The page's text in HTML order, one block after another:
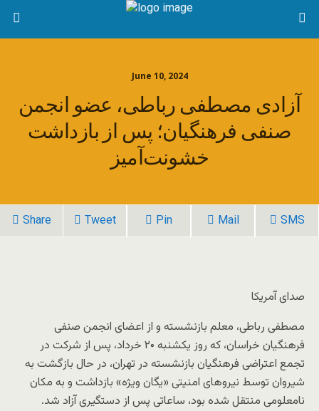
June 10, 2024
آزادی مصطفی رباطی، عضو انجمن
صنفی فرهنگیان؛ پس از بازداشت
خشونت‌آمیز
Share Tweet Pin Mail SMS
صدای آمریکا
مصطفی رباطی، معلم بازنشسته و از اعضای انجمن صنفی
فرهنگیان خراسان، که روز یکشنبه ۲۰ خرداد، پس از شرکت در
تجمع اعتراضی فرهنگیان بازنشسته در تهران، در حال بازگشت به
شیروان توسط نیروهای امنیتی «یگان ویژه» بازداشت و به مکان
نامعلومی منتقل شده بود، ساعاتی پس از دستگیری آزاد شد.